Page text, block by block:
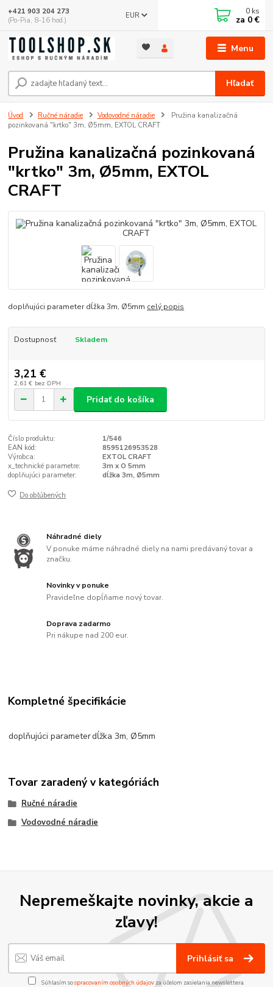
Menu
EUR
Hľadať
+421 903 204 273
(Po-Pia, 8-16 hod.)
0 ks
za 0 €
Úvod Ručné náradie Vodovodné náradie
Pružina kanalizačná
pozinkovaná "krtko" 3m, Ø5mm, EXTOL CRAFT
Pružina kanalizačná pozinkovaná
"krtko" 3m, Ø5mm, EXTOL
CRAFT
doplňujúci parameter dĺžka 3m, Ø5mm celý popis
Dostupnosť Skladem
3,21 €
2,61 € bez DPH
Pridať do košíka
Číslo produktu:
1/546
EAN kód:
8595126953528
Výrobca:
EXTOL CRAFT
x_technické parametre:
3m x O 5mm
doplňujúci parameter:
dĺžka 3m, Ø5mm
Do obľúbených
Náhradné diely
V ponuke máme náhradné diely na nami predávaný tovar a
značku.
Novinky v ponuke
Pravideľne dopĺňame nový tovar.
Doprava zadarmo
Pri nákupe nad 200 eur.
Kompletné špecifikácie
doplňujúci parameterdĺžka 3m, Ø5mm
Tovar zaradený v kategóriách
Ručné náradie
Vodovodné náradie
Nepremeškajte novinky, akcie a
zľavy!
Prihlásiť sa
Súhlasím sospracovaním osobných údajov za účelom zasielania newslettera.